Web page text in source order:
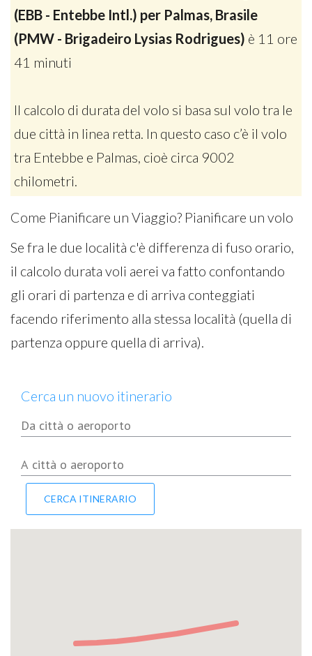
(EBB - Entebbe Intl.) per Palmas, Brasile
(PMW - Brigadeiro Lysias Rodrigues) è 11 ore
41 minuti
Il calcolo di durata del volo si basa sul volo tra le
due città in linea retta. In questo caso c’è il volo
tra Entebbe e Palmas, cioè circa 9002
chilometri.
Come Pianificare un Viaggio? Pianificare un volo
Se fra le due località c'è differenza di fuso orario,
il calcolo durata voli aerei va fatto confontando
gli orari di partenza e di arriva conteggiati
facendo riferimento alla stessa località (quella di
partenza oppure quella di arriva).
Cerca un nuovo itinerario